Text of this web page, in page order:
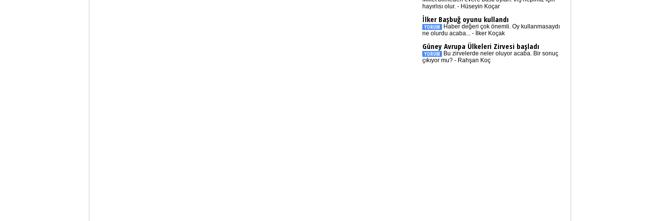
hayırlısı olur. - Hüseyin Koçar
İlker Başbuğ oyunu kullandı
YORUM
Haber değeri çok önemli. Oy kullanmasaydı
ne olurdu acaba... - İlker Koçak
Güney Avrupa Ülkeleri Zirvesi başladı
YORUM
Bu zirvelerde neler oluyor acaba. Bir sonuç
çıkıyor mu? - Rahşan Koç